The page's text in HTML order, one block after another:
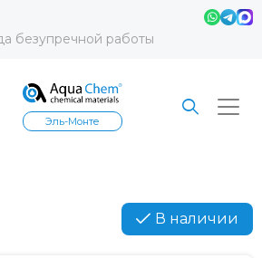
безупречной работы
Эль-Монте
В наличии